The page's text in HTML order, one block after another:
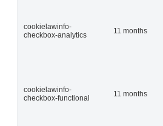
cookielawinfo-
checkbox-analytics
11 months
cookielawinfo-
checkbox-functional
11 months